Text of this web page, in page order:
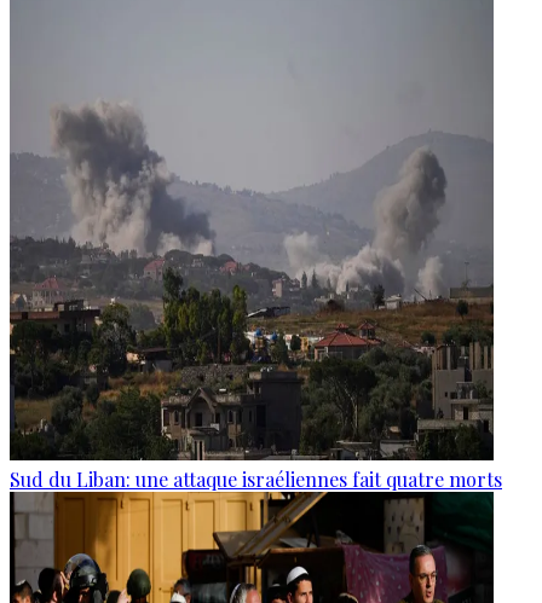
Sud du Liban: une attaque israéliennes fait quatre morts